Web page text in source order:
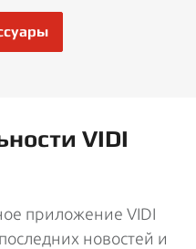
VIDI
приложение VIDI
новостей и